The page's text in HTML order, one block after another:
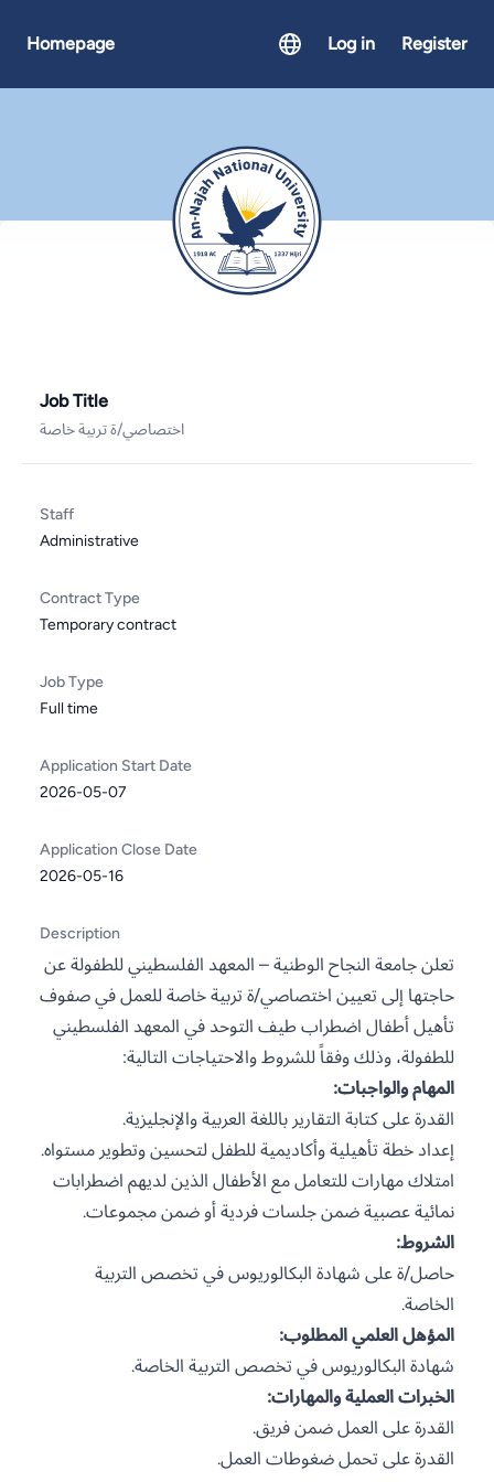
Homepage Log in Register
Job Title
اختصاصي/ة تربية خاصة
Staff
Administrative
Contract Type
Temporary contract
Job Type
Full time
Application Start Date
2026-05-07
Application Close Date
2026-05-16
Description
تعلن جامعة النجاح الوطنية – المعهد الفلسطيني للطفولة عن
حاجتها إلى تعيين اختصاصي/ة تربية خاصة للعمل في صفوف
تأهيل أطفال اضطراب طيف التوحد في المعهد الفلسطيني
للطفولة، وذلك وفقاً للشروط والاحتياجات التالية:
المهام والواجبات:
القدرة على كتابة التقارير باللغة العربية والإنجليزية.
إعداد خطة تأهيلية وأكاديمية للطفل لتحسين وتطوير مستواه.
امتلاك مهارات للتعامل مع الأطفال الذين لديهم اضطرابات
نمائية عصبية ضمن جلسات فردية أو ضمن مجموعات.
الشروط:
حاصل/ة على شهادة البكالوريوس في تخصص التربية
الخاصة.
المؤهل العلمي المطلوب:
شهادة البكالوريوس في تخصص التربية الخاصة.
الخبرات العملية والمهارات:
القدرة على العمل ضمن فريق.
القدرة على تحمل ضغوطات العمل.